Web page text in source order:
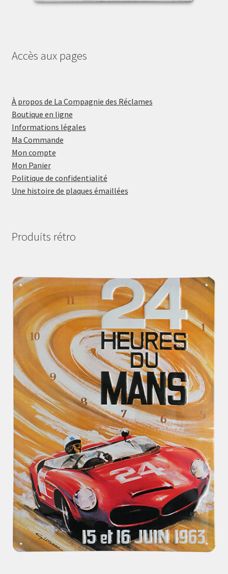
Accès aux pages
À propos de La Compagnie des Réclames
Boutique en ligne
Informations légales
Ma Commande
Mon compte
Mon Panier
Politique de confidentialité
Une histoire de plaques émaillées
Produits rétro